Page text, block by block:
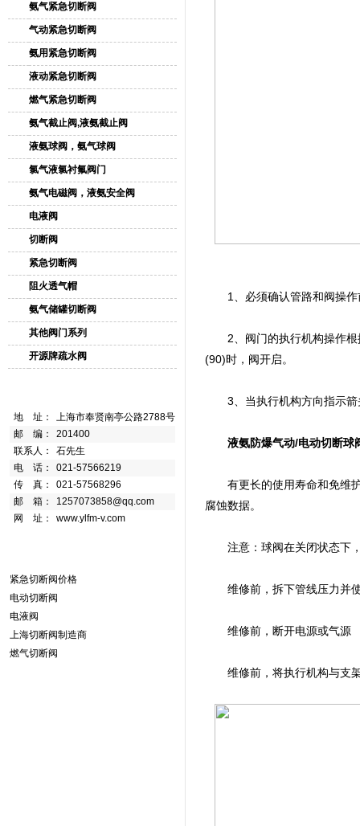
氨气紧急切断阀
气动紧急切断阀
氨用紧急切断阀
液动紧急切断阀
燃气紧急切断阀
氨气截止阀,液氨截止阀
液氨球阀，氨气球阀
氯气液氯衬氟阀门
氨气电磁阀，液氨安全阀
电液阀
切断阀
紧急切断阀
阻火透气帽
氨气储罐切断阀
其他阀门系列
开源牌疏水阀
地 址：
上海市奉贤南亭公路2788号
邮 编：
201400
联系人：
石先生
电 话：
021-57566219
传 真：
021-57568296
邮 箱：
1257073858@qq.com
网 址：
www.ylfm-v.com
紧急切断阀价格
电动切断阀
电液阀
上海切断阀制造商
燃气切断阀
1、必须确认管路和阀操作
2、阀门的执行机构操作根
(90)时，阀开启。
3、当执行机构方向指示箭
液氨防爆气动/电动切断球
有更长的使用寿命和免维护
腐蚀数据。
注意：球阀在关闭状态下，
维修前，拆下管线压力并使
维修前，断开电源或气源
维修前，将执行机构与支